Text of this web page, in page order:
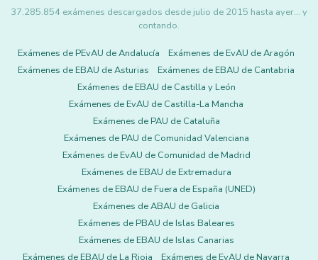
37.285.854 exámenes descargados desde julio de 2015 hasta ayer... y
contando.
Exámenes de PEvAU de Andalucía
Exámenes de EvAU de Aragón
Exámenes de EBAU de Asturias
Exámenes de EBAU de Cantabria
Exámenes de EBAU de Castilla y León
Exámenes de EvAU de Castilla-La Mancha
Exámenes de PAU de Cataluña
Exámenes de PAU de Comunidad Valenciana
Exámenes de EvAU de Comunidad de Madrid
Exámenes de EBAU de Extremadura
Exámenes de EBAU de Fuera de España (UNED)
Exámenes de ABAU de Galicia
Exámenes de PBAU de Islas Baleares
Exámenes de EBAU de Islas Canarias
Exámenes de EBAU de La Rioja
Exámenes de EvAU de Navarra